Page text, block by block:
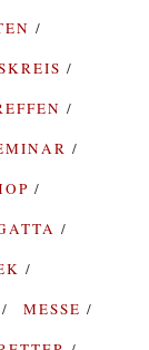
MESSE